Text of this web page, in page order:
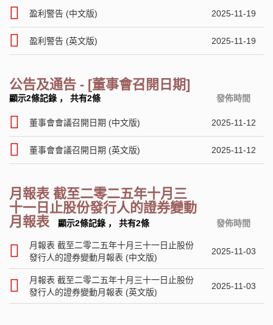
盈利警告 (中文版) 2025-11-19
盈利警告 (英文版) 2025-11-19
公告及通告 - [董事會召開日期]
顯示2條記錄 ， 共有2條 發佈時間
董事會會議召開日期 (中文版) 2025-11-12
董事會會議召開日期 (英文版) 2025-11-12
月報表 截至二零二五年十月三
十一日止股份發行人的證券變動
月報表
顯示2條記錄 ， 共有2條 發佈時間
月報表 截至二零二五年十月三十一日止股份
發行人的證券變動月報表 (中文版)
2025-11-03
月報表 截至二零二五年十月三十一日止股份
發行人的證券變動月報表 (英文版)
2025-11-03